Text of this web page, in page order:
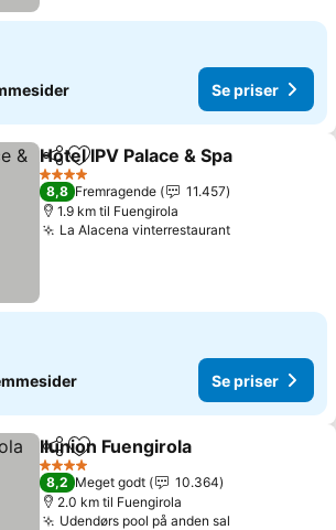
Se priser
Del Føj til favoritter
Hotel IPV Palace & Spa
4 Stjerner
8,8 Fremragende
11.457
1.9 km til Fuengirola
La Alacena vinterrestaurant
Se priser
Del Føj til favoritter
Ilunion Fuengirola
4 Stjerner
8,2 Meget godt
10.364
2.0 km til Fuengirola
Udendørs pool på anden sal